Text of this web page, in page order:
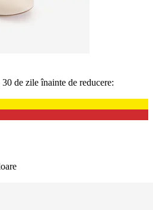
de zile înainte de reducere: